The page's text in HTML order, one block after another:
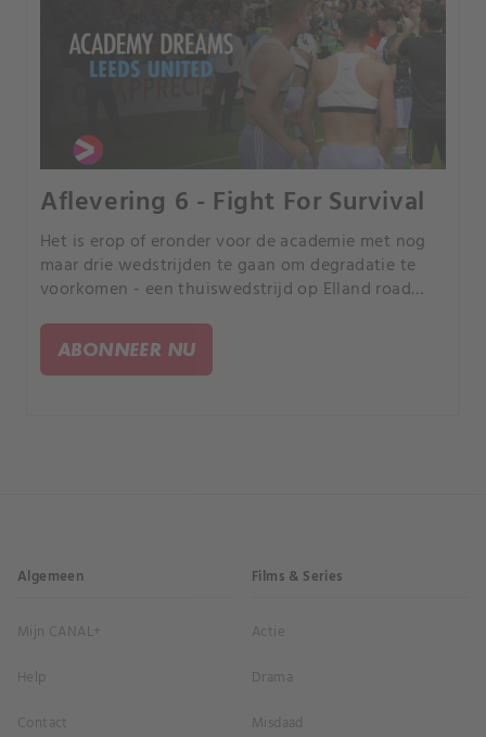
Aflevering 6 - Fight For Survival
Het is erop of eronder voor de academie met nog
maar drie wedstrijden te gaan om degradatie te
voorkomen - een thuiswedstrijd op Elland road
ABONNEER NU
Algemeen
Mijn CANAL+
Help
Contact
Films & Series
Actie
Drama
Misdaad